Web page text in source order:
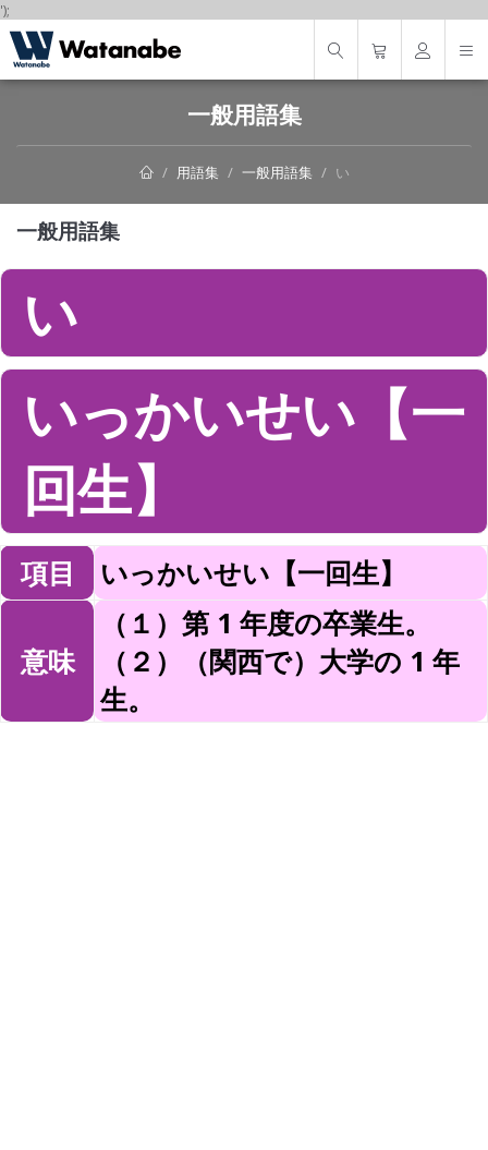
');
一般用語集
用語集 一般用語集 い
一般用語集
い
いっかいせい【一
回生】
項目 いっかいせい【一回生】
意味
（１）第 1 年度の卒業生。
（２）（関西で）大学の 1 年
生。